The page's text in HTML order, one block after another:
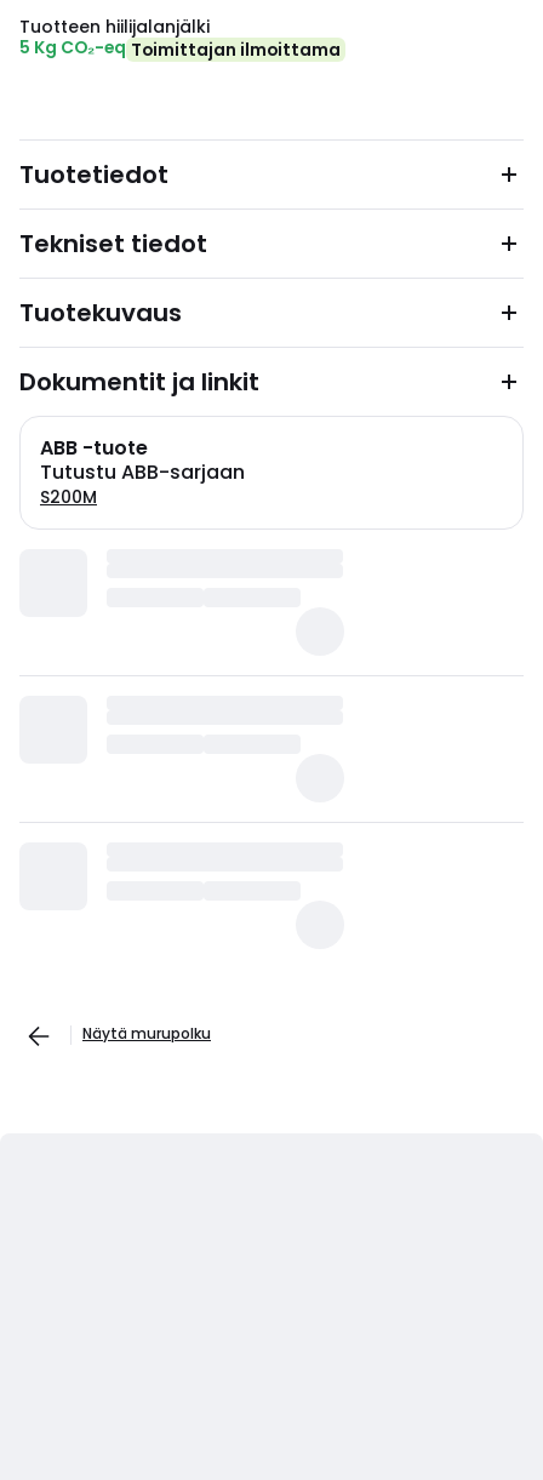
Tuotteen hiilijalanjälki
5 Kg CO₂-eq Toimittajan ilmoittama
Tuotetiedot
Tekniset tiedot
Tuotekuvaus
Dokumentit ja linkit
ABB -tuote
Tutustu ABB-sarjaan
S200M
Näytä murupolku